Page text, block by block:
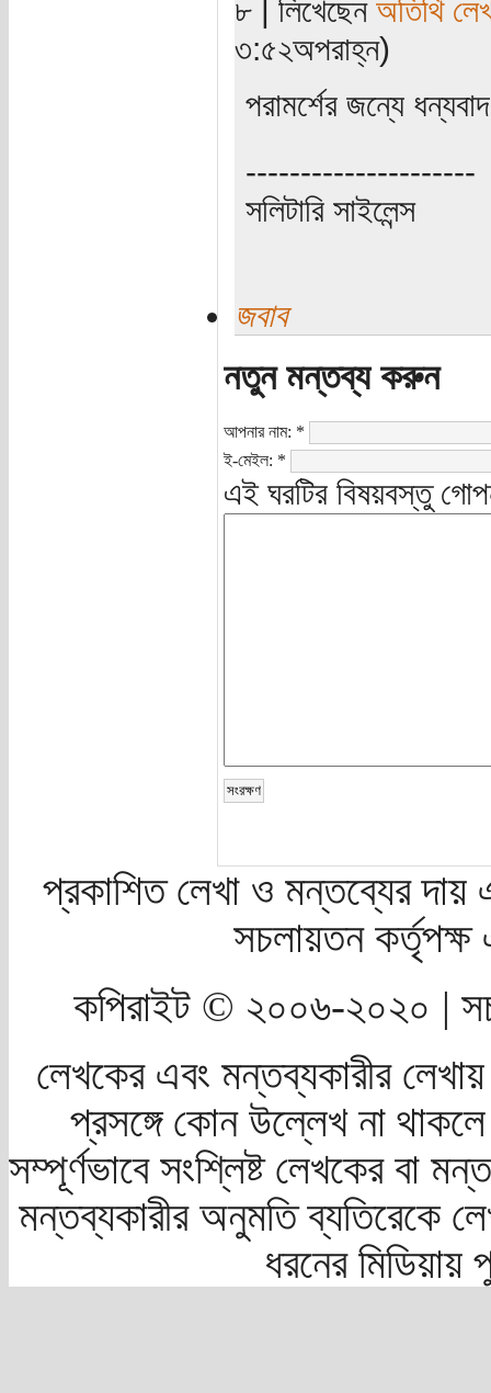
৮ | লিখেছেন অতিথি
৩:৫২অপরাহ্ন)
পরামর্শের জন্যে ধন্যবাদ
---------------------
সলিটারি সাইলেন্স
জবাব
নতুন মন্তব্য করুন
আপনার নাম: *
ই-মেইল: *
এই ঘরটির বিষয়বস্তু
প্রকাশিত লেখা ও মন্তব্যের দায়
সচলায়তন
কপিরাইট © ২০০৬-২০২০ |
লেখকের এবং মন্তব্যকারীর
প্রসঙ্গে কোন উল্লেখ না
সম্পূর্ণভাবে সংশ্লিষ্ট লেখকের বা
মন্তব্যকারীর অনুমতি ব্যতিরেকে
ধরনের মিডিয়ায়